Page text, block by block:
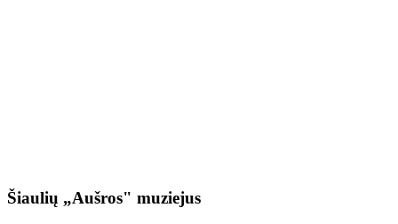
Šiaulių „Aušros" muziejus